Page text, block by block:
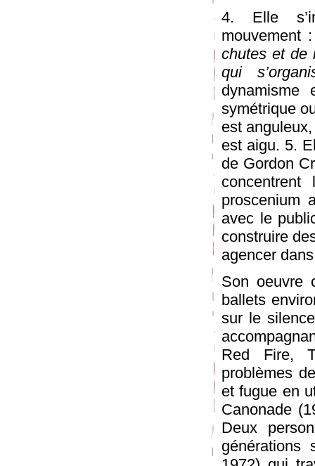
4. Elle
chutes et de
qui
symétrique
est anguleux,
est aigu. 5.
de Gordon
proscenium
avec le
construire
agencer
Son oeuvre
ballets
sur le
Red Fire,
problèmes
et fugue en
Canonade
Deux
générations